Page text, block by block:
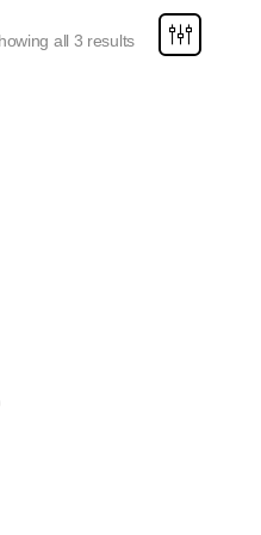
all 3 results